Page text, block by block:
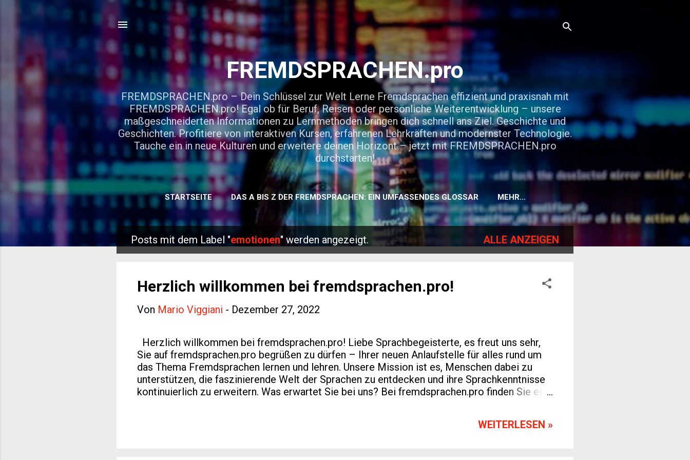
Direkt zum Hauptbereich
FREMDSPRACHEN.pro
FREMDSPRACHEN.pro – Dein Schlüssel zur Welt Lerne Fremdsprachen effizient und praxisnah mit
FREMDSPRACHEN.pro! Egal ob für Beruf, Reisen oder persönliche Weiterentwicklung – unsere
maßgeschneiderten Informationen zu Lernmethoden bringen dich schnell ans Ziel. Geschichte und
Geschichten. Profitiere von interaktiven Kursen, erfahrenen Lehrkräften und modernster Technologie.
Tauche ein in neue Kulturen und erweitere deinen Horizont – jetzt mit FREMDSPRACHEN.pro
durchstarten!
STARTSEITE DAS A BIS Z DER FREMDSPRACHEN: EIN UMFASSENDES GLOSSAR MEHR…
P Posts mit dem Label "emotionen" werden angezeigt. ALLE ANZEIGEN
Herzlich willkommen bei fremdsprachen.pro!
Von Mario Viggiani - Dezember 27, 2022
Herzlich willkommen bei fremdsprachen.pro! Liebe Sprachbegeisterte, es freut uns sehr,
Sie auf fremdsprachen.pro begrüßen zu dürfen – Ihrer neuen Anlaufstelle für alles rund um
das Thema Fremdsprachen lernen und lehren. Unsere Mission ist es, Menschen dabei zu
unterstützen, die faszinierende Welt der Sprachen zu entdecken und ihre Sprachkenntnisse
kontinuierlich zu erweitern. Was erwartet Sie bei uns? Bei fremdsprachen.pro finden Sie eine
sorgfältig ausgearbeitete Lektionen, Übungen und Lernmaterialien zur Verfügung, die auf
WEITERLESEN »